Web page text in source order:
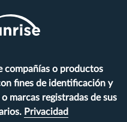
compañías o productos
fines de identificación y
marcas registradas de sus
Privacidad